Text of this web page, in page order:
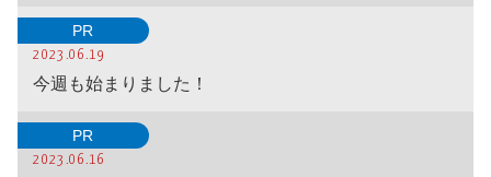
PR
2023.06.19
今週も始まりました！
PR
2023.06.16